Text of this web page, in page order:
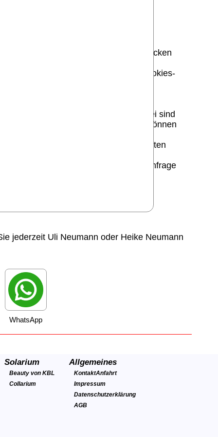
folgt aus oben aufgelisteten Zwecken
Ihre Person zu ziehen.
dazu erhalten Sie unter -Cookies-
Formular Kontakt aufzunehmen. Dabei sind
zu können. Weitere Angaben können
auf Grundlage Ihrer freiwillig erteilten
der von Ihnen gestellten Anfrage
Bestimmungen zu ändern.
jederzeit Uli Neumann oder Heike Neumann
WhatsApp
Solarium
Beauty von KBL
Collarium
Allgemeines
KontaktAnfahrt
Impressum
Datenschutzerklärung
AGB